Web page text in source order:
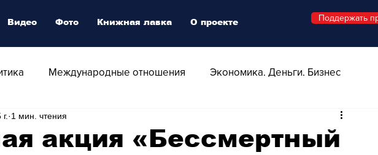
Международные отношения Экономика. Деньги. Бизнес
Наука и Технологии
акция «Бессмертный
1 мин. чтения
Видео Фото Книжная лавка О проекте Поддержать